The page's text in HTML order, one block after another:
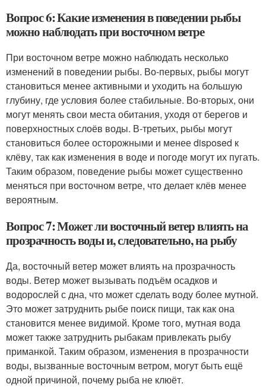
Вопрос 6: Какие изменения в поведении рыбы
можно наблюдать при восточном ветре
При восточном ветре можно наблюдать несколько
изменений в поведении рыбы. Во-первых, рыбы могут
становиться менее активными и уходить на большую
глубину, где условия более стабильные. Во-вторых, они
могут менять свои места обитания, уходя от берегов и
поверхностных слоёв воды. В-третьих, рыбы могут
становиться более осторожными и менее disposed к
клёву, так как изменения в воде и погоде могут их пугать.
Таким образом, поведение рыбы может существенно
меняться при восточном ветре, что делает клёв менее
вероятным.
Вопрос 7: Может ли восточный ветер влиять на
прозрачность воды и, следовательно, на рыбу
Да, восточный ветер может влиять на прозрачность
воды. Ветер может вызывать подъём осадков и
водорослей с дна, что может сделать воду более мутной.
Это может затруднить рыбе поиск пищи, так как она
становится менее видимой. Кроме того, мутная вода
может также затруднить рыбакам привлекать рыбу
приманкой. Таким образом, изменения в прозрачности
воды, вызванные восточным ветром, могут быть ещё
одной причиной, почему рыба не клюёт.